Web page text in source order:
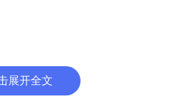
有任何脉动，它们只是像往
然变暗6个月到几年。”Luc
展开全文